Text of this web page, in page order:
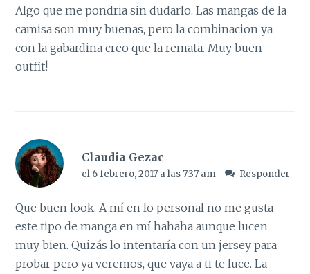
Algo que me pondria sin dudarlo. Las mangas de la
camisa son muy buenas, pero la combinacion ya
con la gabardina creo que la remata. Muy buen
outfit!
Claudia Gezac
el 6 febrero, 2017 a las 7:37 am Responder
Que buen look. A mí en lo personal no me gusta
este tipo de manga en mí hahaha aunque lucen
muy bien. Quizás lo intentaría con un jersey para
probar pero ya veremos, que vaya a ti te luce. La